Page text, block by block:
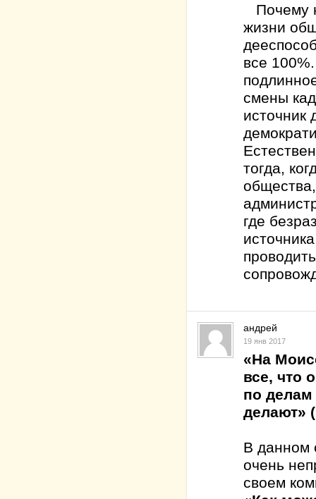
Почему
жизни
все
смены
источник
тогда,
где
андрей
19 янв 2017
«На
все, что
по делам
делают»
В данном
очень
своем